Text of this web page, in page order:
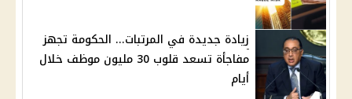
زيادة جديدة في المرتبات... الحكومة تجهز
مفاجأة تسعد قلوب 30 مليون موظف خلال
أيام